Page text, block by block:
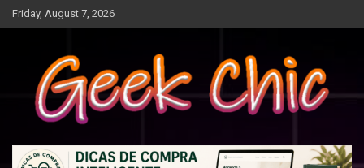
Skip
to
Friday, August 7, 2026
Geek Chic